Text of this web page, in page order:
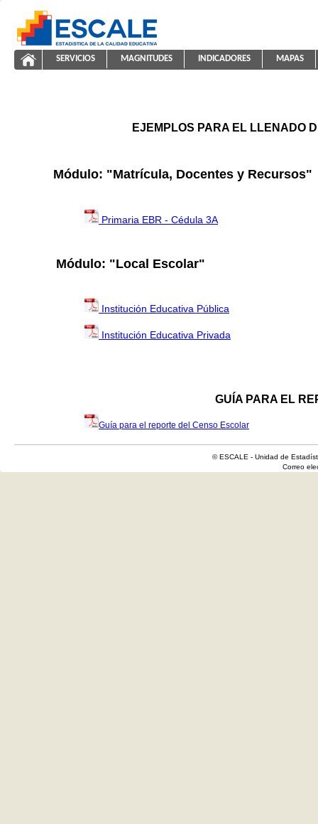
ESCALE - Unidad de Estadística Educativa
ayuda2011
NAVEGACIÓN
SERVICIOS MAGNITUDES INDICADORES MAPAS
EJEMPLOS PARA EL LLENADO
Módulo: "Matrícula, Docentes y Recursos"
Primaria EBR - Cédula 3A
Módulo: "Local Escolar"
Institución Educativa Pública
Institución Educativa Privada
GUÍA PARA EL
Guía para el reporte del Censo Escolar
© ESCALE - Unidad de
Correo